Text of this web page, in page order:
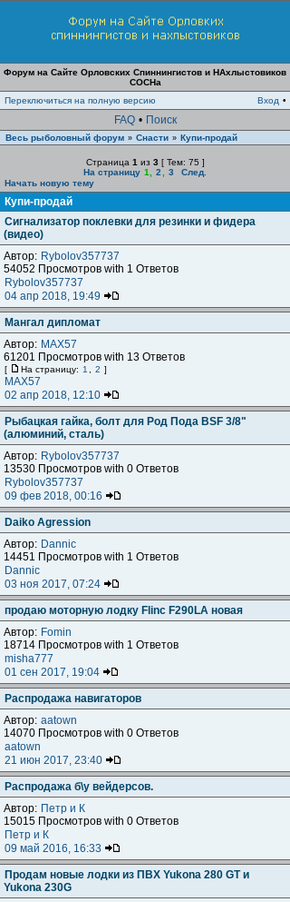
Форум на Сайте Орловских Спиннингистов и НАхлыстовиков
СОСНа
Переключиться на полную версию
Вход •
FAQ • Поиск
Весь рыболовный форум » Снасти » Купи-продай
Страница 1 из 3 [ Тем: 75 ]
На страницу 1 2 3
След.
Начать новую тему
Купи-продай
Сигнализатор поклевки для резинки и фидера
(видео)
Автор: Rybolov357737
54052 Просмотров with 1 Ответов
Rybolov357737
04 апр 2018, 19:49
Мангал дипломат
Автор: MAX57
61201 Просмотров with 13 Ответов
[ На страницу: 1 2 ]
MAX57
02 апр 2018, 12:10
Рыбацкая гайка, болт для Род Пода BSF 3/8"
(алюминий, сталь)
Автор: Rybolov357737
13530 Просмотров with 0 Ответов
Rybolov357737
09 фев 2018, 00:16
Daiko Agression
Автор: Dannic
14451 Просмотров with 1 Ответов
Dannic
03 ноя 2017, 07:24
продаю моторную лодку Flinc F290LA новая
Автор: Fomin
18714 Просмотров with 1 Ответов
misha777
01 сен 2017, 19:04
Распродажа навигаторов
Автор: aatown
14070 Просмотров with 0 Ответов
aatown
21 июн 2017, 23:40
Распродажа б\у вейдерсов.
Автор: Петр и К
15015 Просмотров with 0 Ответов
Петр и К
09 май 2016, 16:33
Продам новые лодки из ПВХ Yukona 280 GT и
Yukona 230G